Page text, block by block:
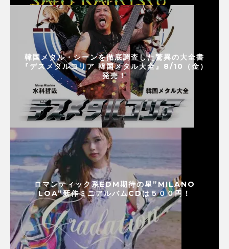
韓国メタル・シーンを徹底調査した驚異の大全書
『デスメタルコリア 韓国メタル大全』8/10（金）
発売！
ロマンティック系EDM期待の星”MILANO
LOA”新作ミニアルバムCDは５００円！